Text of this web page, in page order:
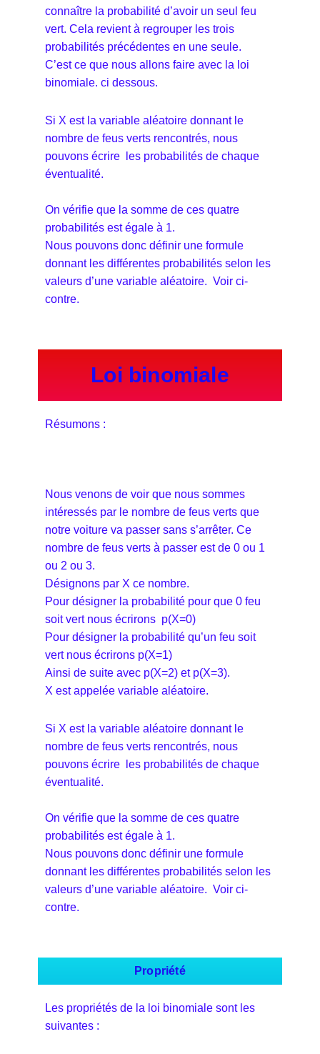
connaître la probabilité d’avoir un seul feu
vert. Cela revient à regrouper les trois
probabilités précédentes en une seule.
C’est ce que nous allons faire avec la loi
binomiale. ci dessous.
Si X est la variable aléatoire donnant le
nombre de feus verts rencontrés, nous
pouvons écrire les probabilités de chaque
éventualité.
On vérifie que la somme de ces quatre
probabilités est égale à 1.
Nous pouvons donc définir une formule
donnant les différentes probabilités selon les
valeurs d’une variable aléatoire. Voir ci-
contre.
Loi binomiale
Résumons :
Nous venons de voir que nous sommes
intéressés par le nombre de feus verts que
notre voiture va passer sans s’arrêter. Ce
nombre de feus verts à passer est de 0 ou 1
ou 2 ou 3.
Désignons par X ce nombre.
Pour désigner la probabilité pour que 0 feu
soit vert nous écrirons p(X=0)
Pour désigner la probabilité qu’un feu soit
vert nous écrirons p(X=1)
Ainsi de suite avec p(X=2) et p(X=3).
X est appelée variable aléatoire.
Si X est la variable aléatoire donnant le
nombre de feus verts rencontrés, nous
pouvons écrire les probabilités de chaque
éventualité.
On vérifie que la somme de ces quatre
probabilités est égale à 1.
Nous pouvons donc définir une formule
donnant les différentes probabilités selon les
valeurs d’une variable aléatoire. Voir ci-
contre.
Propriété
Les propriétés de la loi binomiale sont les
suivantes :